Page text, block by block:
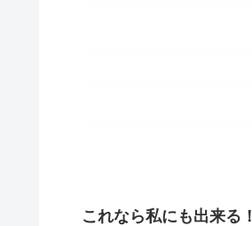
これなら私にも出来る